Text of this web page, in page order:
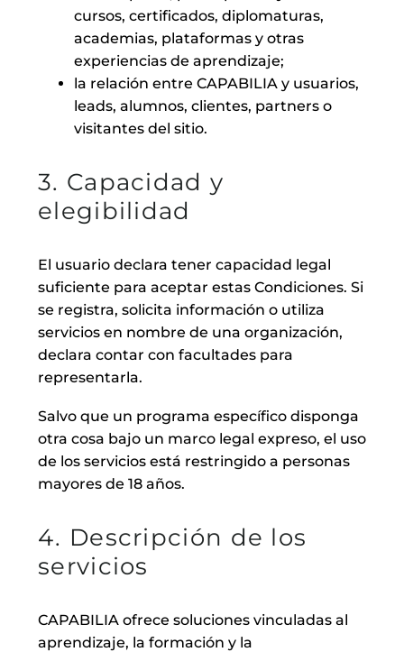
cursos, certificados, diplomaturas,
academias, plataformas y otras
experiencias de aprendizaje;
la relación entre CAPABILIA y usuarios,
leads, alumnos, clientes, partners o
visitantes del sitio.
3. Capacidad y
elegibilidad
El usuario declara tener capacidad legal
suficiente para aceptar estas Condiciones. Si
se registra, solicita información o utiliza
servicios en nombre de una organización,
declara contar con facultades para
representarla.
Salvo que un programa específico disponga
otra cosa bajo un marco legal expreso, el uso
de los servicios está restringido a personas
mayores de 18 años.
4. Descripción de los
servicios
CAPABILIA ofrece soluciones vinculadas al
aprendizaje, la formación y la